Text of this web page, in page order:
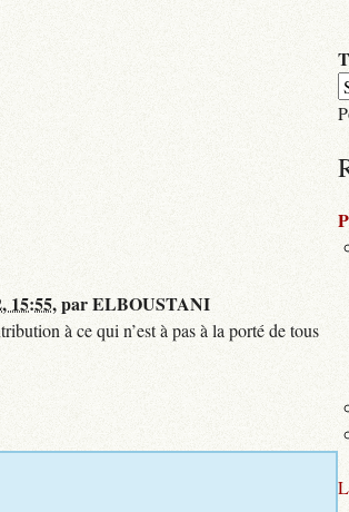
15:55,parELBOUSTANI
à ce qui n’est à pas à la porté de tous